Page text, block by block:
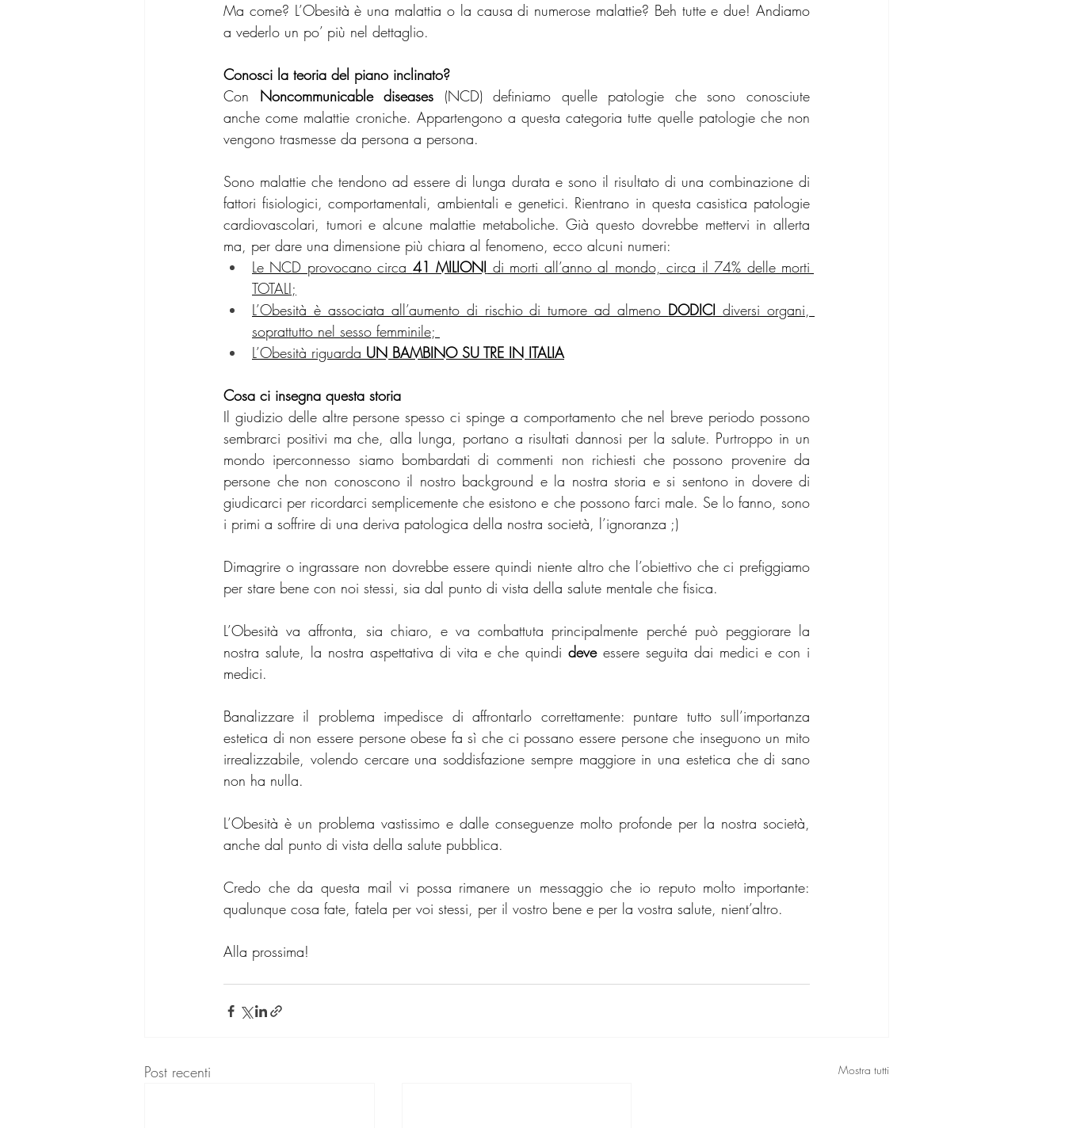
Ma come? L’Obesità è una malattia o la causa di numerose malattie? Beh tutte e due! Andiamo
a vederlo un po’ più nel dettaglio.
Conosci la teoria del piano inclinato?
Con Noncommunicable diseases (NCD) definiamo quelle patologie che sono conosciute
anche come malattie croniche. Appartengono a questa categoria tutte quelle patologie che non
vengono trasmesse da persona a persona.
Sono malattie che tendono ad essere di lunga durata e sono il risultato di una combinazione di
fattori fisiologici, comportamentali, ambientali e genetici. Rientrano in questa casistica patologie
cardiovascolari, tumori e alcune malattie metaboliche. Già questo dovrebbe mettervi in allerta
ma, per dare una dimensione più chiara al fenomeno, ecco alcuni numeri:
Le NCD provocano circa 41 MILIONI di morti all’anno al mondo, circa il 74% delle morti
TOTALI;
L’Obesità è associata all’aumento di rischio di tumore ad almeno DODICI diversi organi,
soprattutto nel sesso femminile;
L’Obesità riguarda UN BAMBINO SU TRE IN ITALIA
Cosa ci insegna questa storia
Il giudizio delle altre persone spesso ci spinge a comportamento che nel breve periodo possono
sembrarci positivi ma che, alla lunga, portano a risultati dannosi per la salute. Purtroppo in un
mondo iperconnesso siamo bombardati di commenti non richiesti che possono provenire da
persone che non conoscono il nostro background e la nostra storia e si sentono in dovere di
giudicarci per ricordarci semplicemente che esistono e che possono farci male. Se lo fanno, sono
i primi a soffrire di una deriva patologica della nostra società, l’ignoranza ;)
Dimagrire o ingrassare non dovrebbe essere quindi niente altro che l’obiettivo che ci prefiggiamo
per stare bene con noi stessi, sia dal punto di vista della salute mentale che fisica.
L’Obesità va affronta, sia chiaro, e va combattuta principalmente perché può peggiorare la
nostra salute, la nostra aspettativa di vita e che quindi deve essere seguita dai medici e con i
medici.
Banalizzare il problema impedisce di affrontarlo correttamente: puntare tutto sull’importanza
estetica di non essere persone obese fa sì che ci possano essere persone che inseguono un mito
irrealizzabile, volendo cercare una soddisfazione sempre maggiore in una estetica che di sano
non ha nulla.
L’Obesità è un problema vastissimo e dalle conseguenze molto profonde per la nostra società,
anche dal punto di vista della salute pubblica.
Credo che da questa mail vi possa rimanere un messaggio che io reputo molto importante:
qualunque cosa fate, fatela per voi stessi, per il vostro bene e per la vostra salute, nient’altro.
Alla prossima!
Post recenti Mostra tutti